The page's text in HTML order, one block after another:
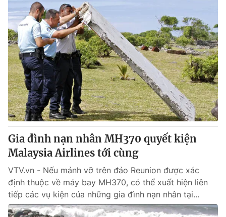
Gia đình nạn nhân MH370 quyết kiện
Malaysia Airlines tới cùng
VTV.vn - Nếu mảnh vỡ trên đảo Reunion được xác
định thuộc về máy bay MH370, có thể xuất hiện liên
tiếp các vụ kiện của những gia đình nạn nhân tại...